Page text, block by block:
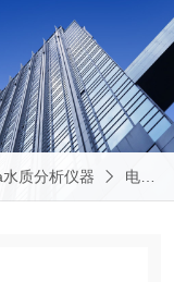
质分析仪器 电导率仪